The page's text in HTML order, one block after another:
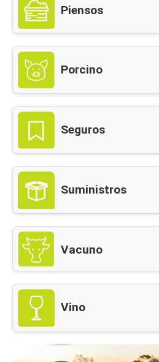
Piensos
Porcino
Seguros
Suministros
Vacuno
Vino